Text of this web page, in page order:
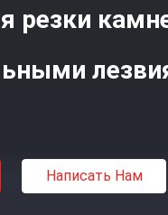
резки
Написать Нам